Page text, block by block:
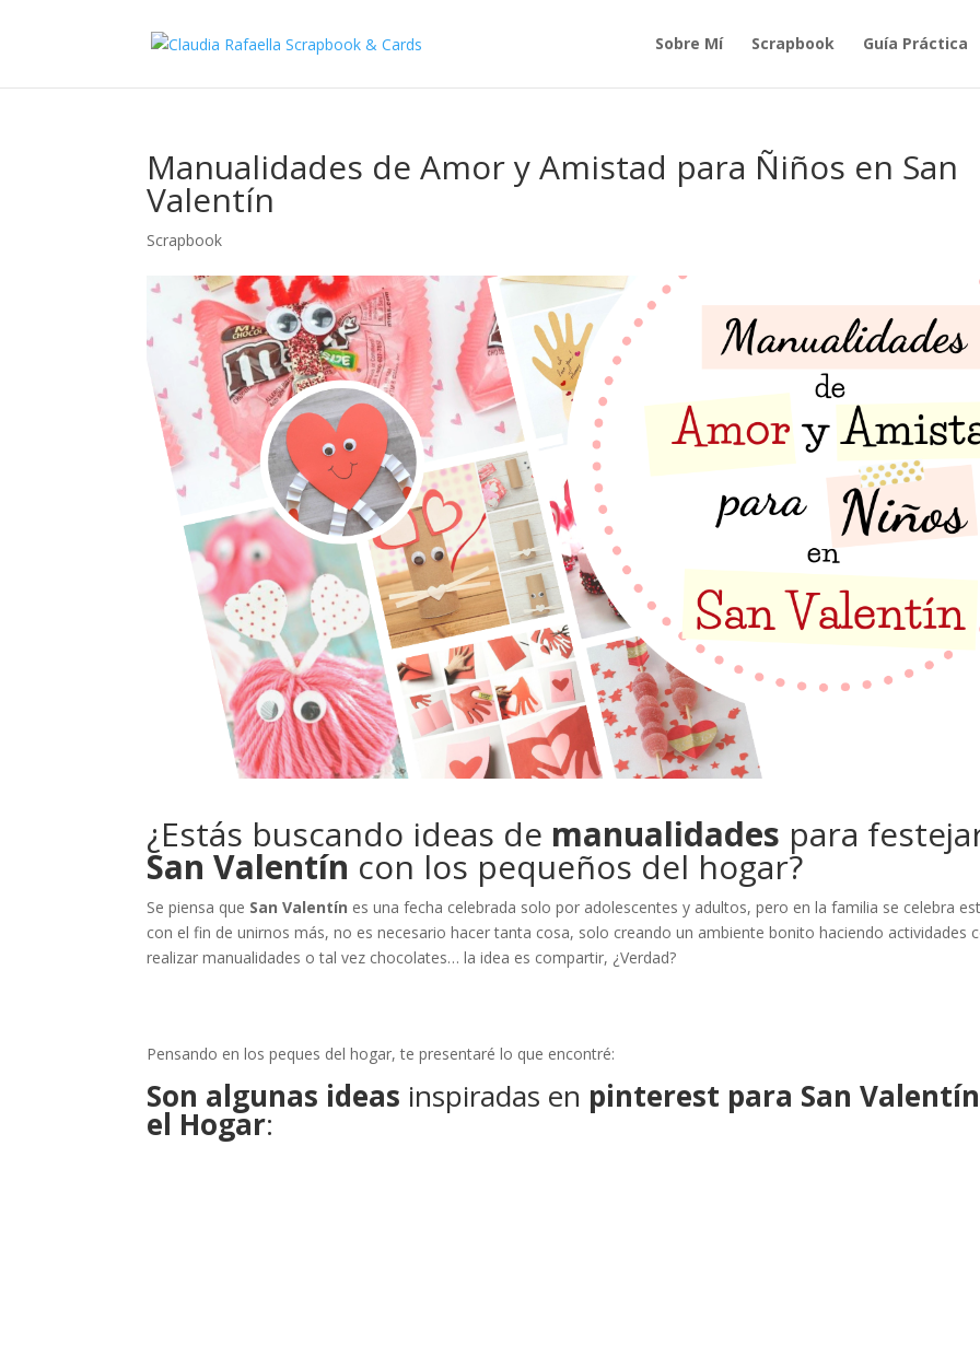
Sobre Mí Scrapbook Guía Práctica
Manualidades de Amor y Amistad para Ñiños en San
Valentín
Scrapbook
¿Estás buscando ideas de manualidades para
San Valentín con los pequeños del hogar?
Se piensa que San Valentín es una fecha celebrada solo por adolescentes y adultos, pero en la familia se celebra
con el fin de unirnos más, no es necesario hacer tanta cosa, solo creando un ambiente bonito haciendo actividades
realizar manualidades o tal vez chocolates… la idea es compartir, ¿Verdad?
Pensando en los peques del hogar, te presentaré lo que encontré:
Son algunas ideas inspiradas en pinterest para San
el Hogar: